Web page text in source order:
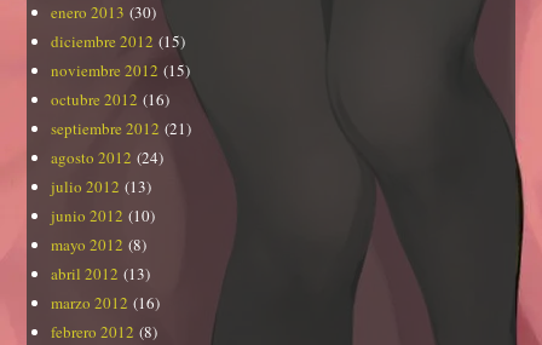
enero 2013 (30)
diciembre 2012 (15)
noviembre 2012 (15)
octubre 2012 (16)
septiembre 2012 (21)
agosto 2012 (24)
julio 2012 (13)
junio 2012 (10)
mayo 2012 (8)
abril 2012 (13)
marzo 2012 (16)
febrero 2012 (8)